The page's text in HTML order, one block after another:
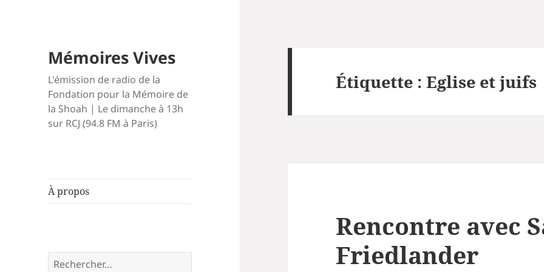
Mémoires Vives
L'émission de radio de la
Fondation pour la Mémoire de
la Shoah | Le dimanche à 13h
sur RCJ (94.8 FM à Paris)
À propos
Rechercher :
Étiquette :Eglise et juifs
Rencontre avec
Friedlander